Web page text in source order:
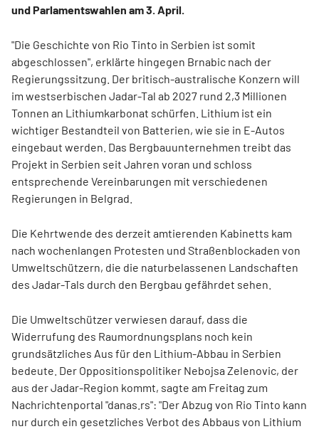
und Parlamentswahlen am 3. April.
"Die Geschichte von Rio Tinto in Serbien ist somit
abgeschlossen", erklärte hingegen Brnabic nach der
Regierungssitzung. Der britisch-australische Konzern will
im westserbischen Jadar-Tal ab 2027 rund 2,3 Millionen
Tonnen an Lithiumkarbonat schürfen. Lithium ist ein
wichtiger Bestandteil von Batterien, wie sie in E-Autos
eingebaut werden. Das Bergbauunternehmen treibt das
Projekt in Serbien seit Jahren voran und schloss
entsprechende Vereinbarungen mit verschiedenen
Regierungen in Belgrad.
Die Kehrtwende des derzeit amtierenden Kabinetts kam
nach wochenlangen Protesten und Straßenblockaden von
Umweltschützern, die die naturbelassenen Landschaften
des Jadar-Tals durch den Bergbau gefährdet sehen.
Die Umweltschützer verwiesen darauf, dass die
Widerrufung des Raumordnungsplans noch kein
grundsätzliches Aus für den Lithium-Abbau in Serbien
bedeute. Der Oppositionspolitiker Nebojsa Zelenovic, der
aus der Jadar-Region kommt, sagte am Freitag zum
Nachrichtenportal "danas.rs": "Der Abzug von Rio Tinto kann
nur durch ein gesetzliches Verbot des Abbaus von Lithium